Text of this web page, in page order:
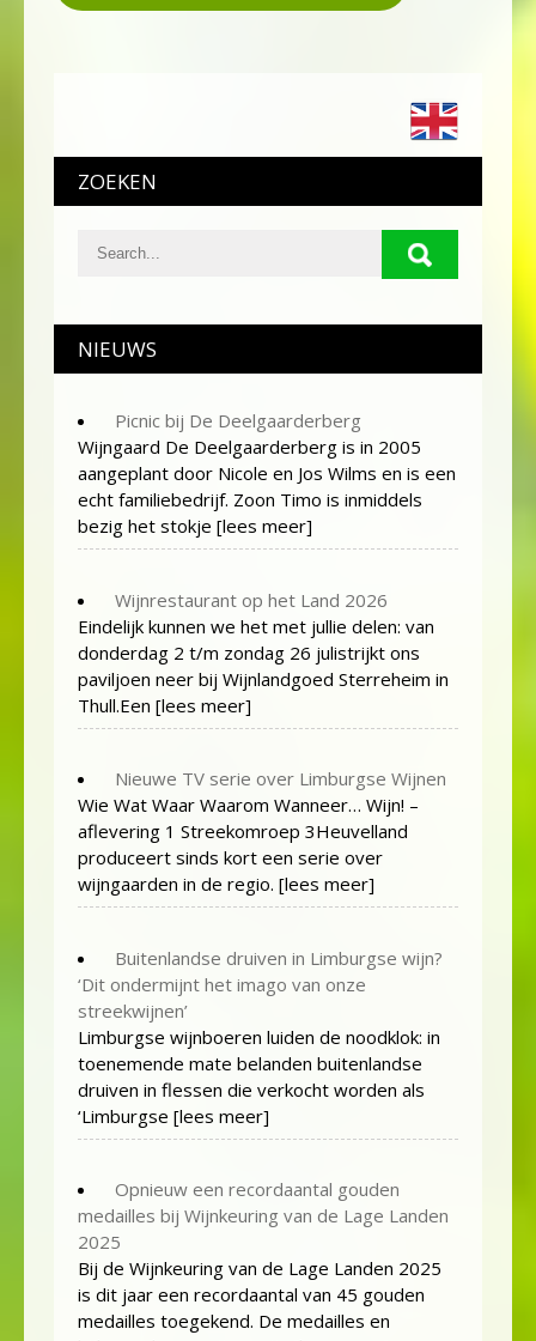
ZOEKEN
NIEUWS
Picnic bij De Deelgaarderberg
Wijngaard De Deelgaarderberg is in 2005
aangeplant door Nicole en Jos Wilms en is een
echt familiebedrijf. Zoon Timo is inmiddels
bezig het stokje [lees meer]
Wijnrestaurant op het Land 2026
Eindelijk kunnen we het met jullie delen: van
donderdag 2 t/m zondag 26 julistrijkt ons
paviljoen neer bij Wijnlandgoed Sterreheim in
Thull.Een [lees meer]
Nieuwe TV serie over Limburgse Wijnen
Wie Wat Waar Waarom Wanneer… Wijn! –
aflevering 1 Streekomroep 3Heuvelland
produceert sinds kort een serie over
wijngaarden in de regio. [lees meer]
Buitenlandse druiven in Limburgse wijn?
‘Dit ondermijnt het imago van onze
streekwijnen’
Limburgse wijnboeren luiden de noodklok: in
toenemende mate belanden buitenlandse
druiven in flessen die verkocht worden als
‘Limburgse [lees meer]
Opnieuw een recordaantal gouden
medailles bij Wijnkeuring van de Lage Landen
2025
Bij de Wijnkeuring van de Lage Landen 2025
is dit jaar een recordaantal van 45 gouden
medailles toegekend. De medailles en